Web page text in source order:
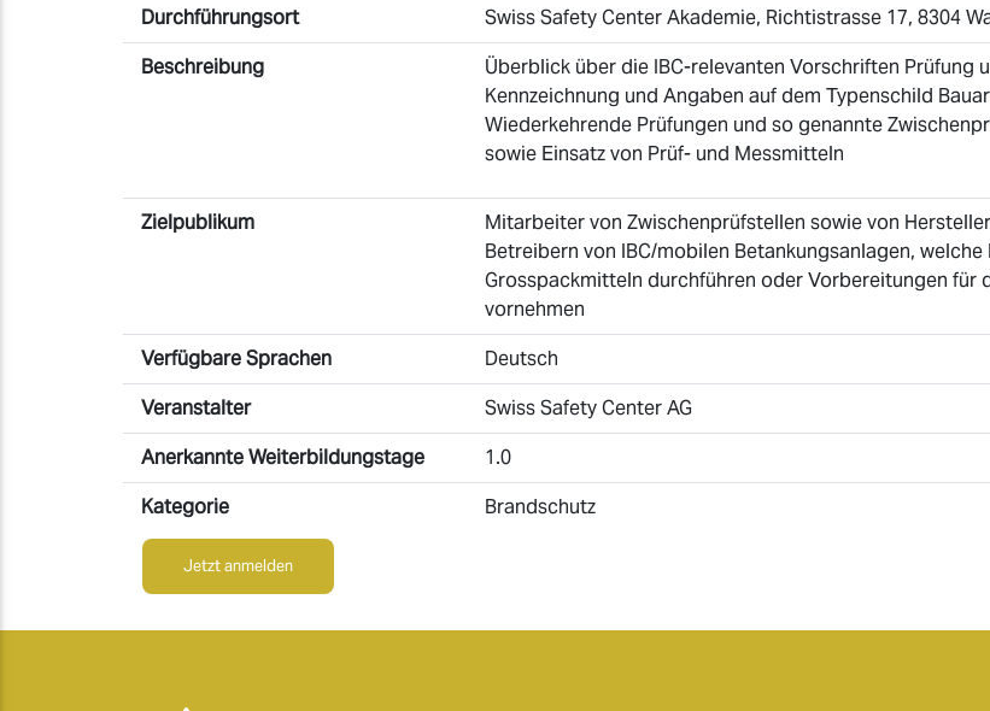
Durchführungsort
Swiss Safety Center Akademie, Richtistrasse 17, 8304
Beschreibung
Überblick über die IBC-relevanten Vorschriften Prüfung
Kennzeichnung und Angaben auf dem Typenschild
Wiederkehrende Prüfungen und so genannte
sowie Einsatz von Prüf- und Messmitteln
Zielpublikum
Mitarbeiter von Zwischenprüfstellen sowie von
Betreibern von IBC/mobilen Betankungsanlagen, welche
Grosspackmitteln durchführen oder Vorbereitungen für
vornehmen
Verfügbare Sprachen
Deutsch
Veranstalter
Swiss Safety Center AG
Anerkannte Weiterbildungstage
1.0
Kategorie
Brandschutz
Jetzt anmelden